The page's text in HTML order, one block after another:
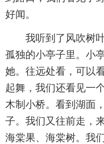
好闻。
我听到了风吹树
孤独的小亭子里。小
她。往远处看，可以
起舞，我们还看见一
木制小桥。看到湖面
子。我们又往前走，
海棠果、海棠树。我